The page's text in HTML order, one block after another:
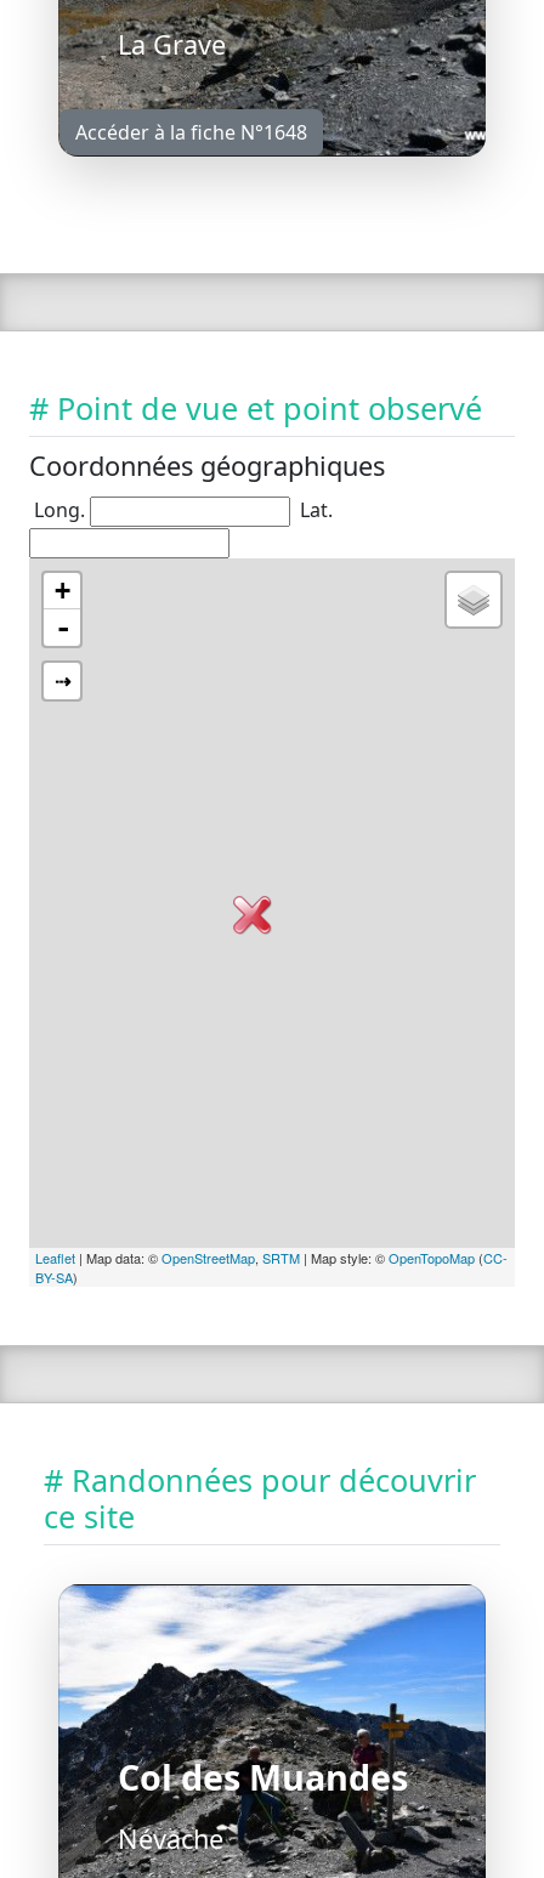
La Grave
Accéder à la fiche N°1648
# Point de vue et point observé
Coordonnées géographiques
Long. Lat.
+
-
⇢
Leaflet | Map data: ©OpenStreetMap, SRTM | Map style: ©OpenTopoMap (CC-
BY-SA)
# Randonnées pour découvrir
ce site
Col des Muandes
Névache